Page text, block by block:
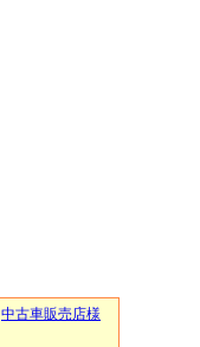
中古車販売店様